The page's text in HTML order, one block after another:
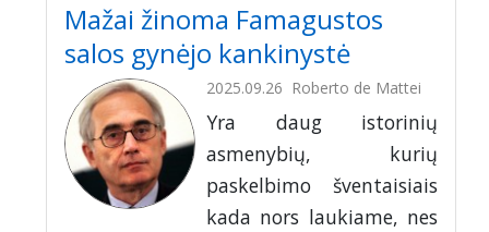
Mažai žinoma Famagustos
salos gynėjo kankinystė
2025.09.26 Roberto de Mattei
Yra daug istorinių
asmenybių, kurių
paskelbimo šventaisiais
kada nors laukiame, nes